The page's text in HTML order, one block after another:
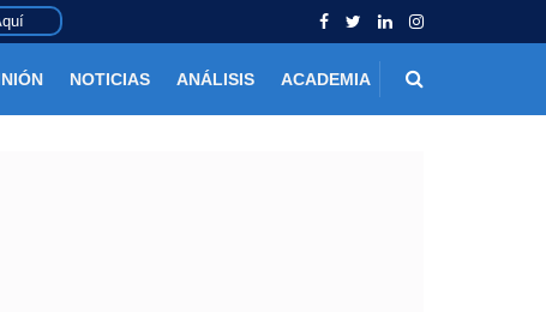
NOTICIAS ANÁLISIS ACADEMIA